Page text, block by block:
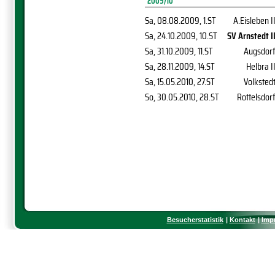
Sa, 08.08.2009, 1.ST
A.Eisleben II
Sa, 24.10.2009, 10.ST
SV Arnstedt II
Sa, 31.10.2009, 11.ST
Augsdorf
Sa, 28.11.2009, 14.ST
Helbra II
Sa, 15.05.2010, 27.ST
Volkstedt
So, 30.05.2010, 28.ST Rottelsdorf
Besucherstatistik Kontakt